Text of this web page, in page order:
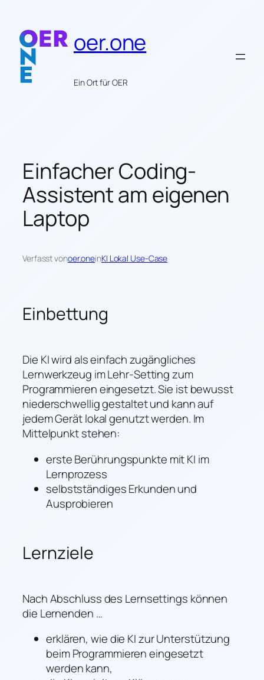
Inhalt
springen
oer.one
Ein Ort für OER
Einfacher Coding-
Assistent am eigenen
Laptop
Verfasst vonoer.oneinKI Lokal Use-Case
Einbettung
Die KI wird als einfach zugängliches
Lernwerkzeug im Lehr-Setting zum
Programmieren eingesetzt. Sie ist bewusst
niederschwellig gestaltet und kann auf
jedem Gerät lokal genutzt werden. Im
Mittelpunkt stehen:
erste Berührungspunkte mit KI im
Lernprozess
selbstständiges Erkunden und
Ausprobieren
Lernziele
Nach Abschluss des Lernsettings können
die Lernenden …
erklären, wie die KI zur Unterstützung
beim Programmieren eingesetzt
werden kann,